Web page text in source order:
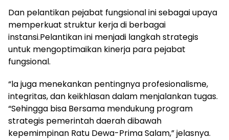
Dan pelantikan pejabat fungsional ini sebagai upaya
memperkuat struktur kerja di berbagai
instansi.Pelantikan ini menjadi langkah strategis
untuk mengoptimaikan kinerja para pejabat
fungsional.
“la juga menekankan pentingnya profesionalisme,
integritas, dan keikhlasan dalam menjalankan tugas.
“Sehingga bisa Bersama mendukung program
strategis pemerintah daerah dibawah
kepemimpinan Ratu Dewa-Prima Salam,” jelasnya.